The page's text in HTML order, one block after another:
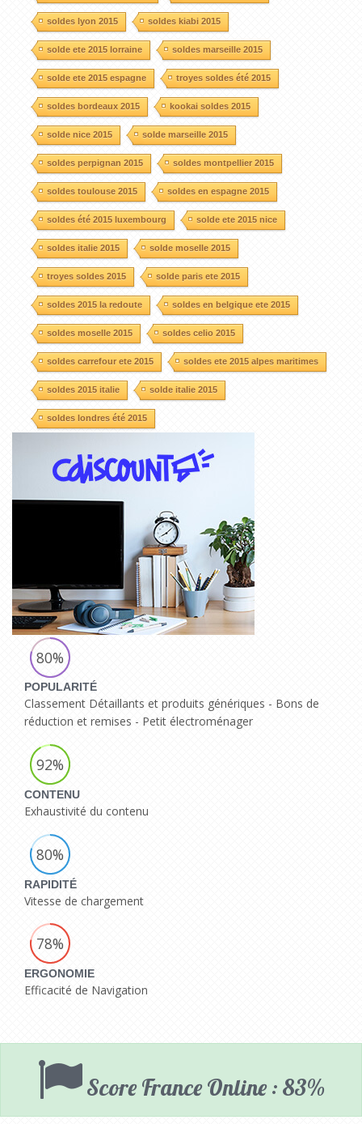
soldes lyon 2015 soldes kiabi 2015
solde ete 2015 lorraine soldes marseille 2015
solde ete 2015 espagne troyes soldes été 2015
soldes bordeaux 2015 kookai soldes 2015
solde nice 2015 solde marseille 2015
soldes perpignan 2015 soldes montpellier 2015
soldes toulouse 2015 soldes en espagne 2015
soldes été 2015 luxembourg solde ete 2015 nice
soldes italie 2015 solde moselle 2015
troyes soldes 2015 solde paris ete 2015
soldes 2015 la redoute soldes en belgique ete 2015
soldes moselle 2015 soldes celio 2015
soldes carrefour ete 2015 soldes ete 2015 alpes maritimes
soldes 2015 italie solde italie 2015
soldes londres été 2015
80%
POPULARITÉ
Classement Détaillants et produits génériques - Bons de
réduction et remises - Petit électroménager
92%
CONTENU
Exhaustivité du contenu
80%
RAPIDITÉ
Vitesse de chargement
78%
ERGONOMIE
Efficacité de Navigation
Score France Online : 83%